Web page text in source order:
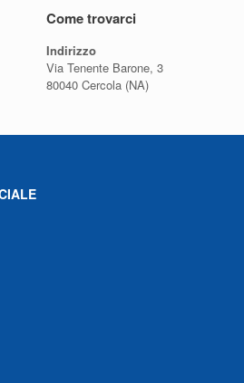
Come trovarci
Indirizzo
Via Tenente Barone, 3
80040 Cercola (NA)